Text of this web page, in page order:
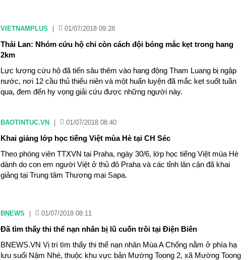
VIETNAMPLUS 01/07/2018 09:28
Thái Lan: Nhóm cứu hộ chỉ còn cách đội bóng mắc kẹt trong hang
2km
Lực lượng cứu hộ đã tiến sâu thêm vào hang động Tham Luang bị ngập
nước, nơi 12 cầu thủ thiếu niên và một huấn luyện đã mắc kẹt suốt tuần
qua, đem đến hy vọng giải cứu được những người này.
BAOTINTUC.VN 01/07/2018 08:40
Khai giảng lớp học tiếng Việt mùa Hè tại CH Séc
Theo phóng viên TTXVN tại Praha, ngày 30/6, lớp học tiếng Việt mùa Hè
dành do con em người Việt ở thủ đô Praha và các tỉnh lân cận đã khai
giảng tại Trung tâm Thương mại Sapa.
BNEWS 01/07/2018 08:11
Đã tìm thấy thi thể nạn nhân bị lũ cuốn trôi tại Điện Biên
BNEWS.VN Vị trí tìm thấy thi thể nạn nhân Mùa A Chống nằm ở phía hạ
lưu suối Nậm Nhé, thuộc khu vực bản Mường Toong 2, xã Mường Toong